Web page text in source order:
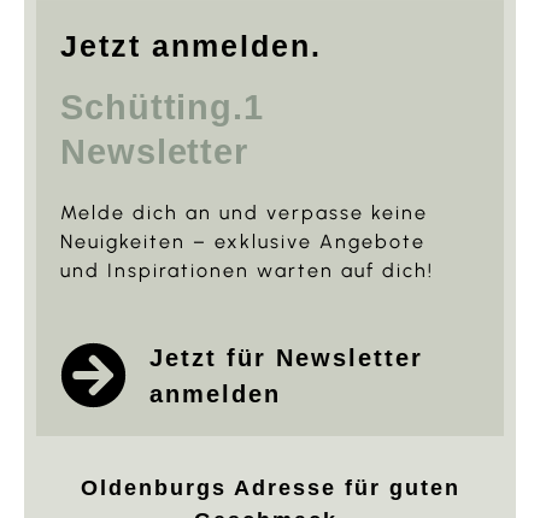
Jetzt anmelden.
Schütting.1
Newsletter
Melde dich an und verpasse keine
Neuigkeiten – exklusive Angebote
und Inspirationen warten auf dich!
Jetzt für Newsletter
anmelden
Oldenburgs Adresse für guten